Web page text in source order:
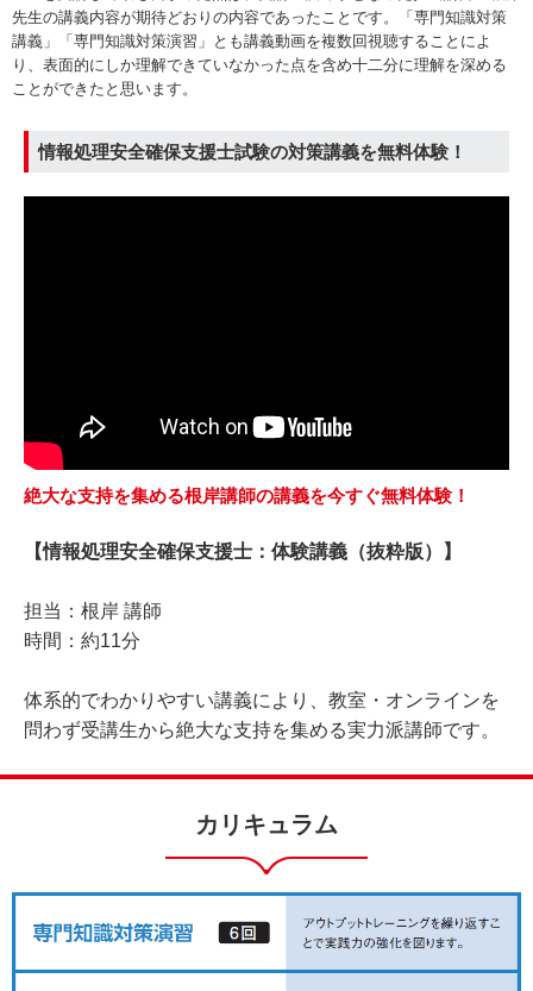
先生の講義内容が期待どおりの内容であったことです。「専門知識対策
講義」「専門知識対策演習」とも講義動画を複数回視聴することによ
り、表面的にしか理解できていなかった点を含め十二分に理解を深める
ことができたと思います。
情報処理安全確保支援士試験の対策講義を無料体験！
絶大な支持を集める根岸講師の講義を今すぐ無料体験！
【情報処理安全確保支援士：体験講義（抜粋版）】
担当：根岸 講師
時間：約11分
体系的でわかりやすい講義により、教室・オンラインを
問わず受講生から絶大な支持を集める実力派講師です。
カリキュラム